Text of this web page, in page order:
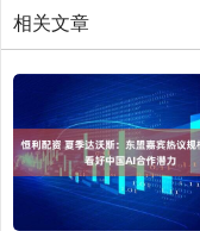
相关文章